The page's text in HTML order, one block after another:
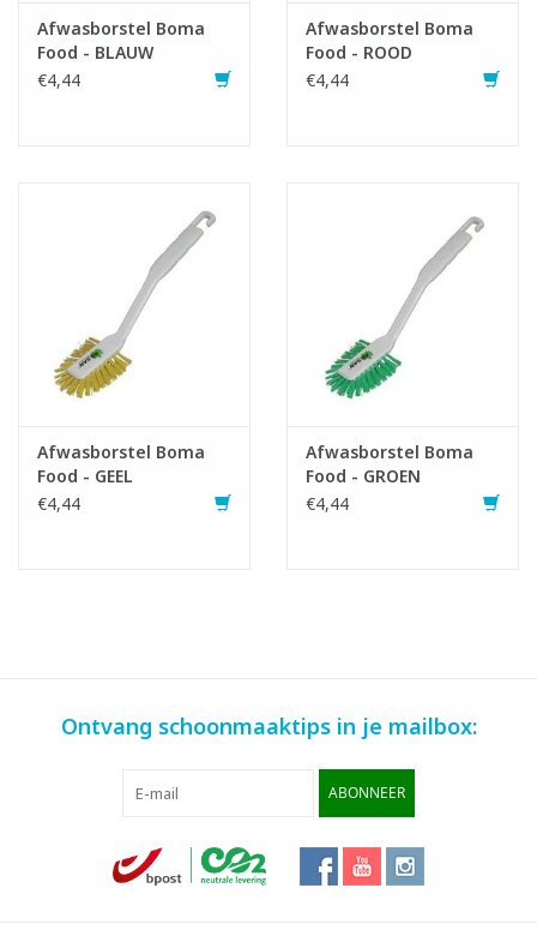
Afwasborstel Boma
Food - BLAUW
€4,44
Afwasborstel Boma
Food - ROOD
€4,44
Afwasborstel Boma
Food - GEEL
€4,44
Afwasborstel Boma
Food - GROEN
€4,44
Ontvang schoonmaaktips in je mailbox:
ABONNEER